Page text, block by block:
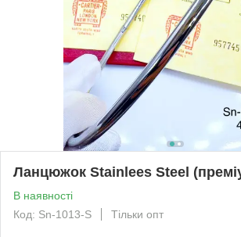
Ланцюжок Stainlees Steel
В наявності
Код: Sn-1013-S
Тільки опт